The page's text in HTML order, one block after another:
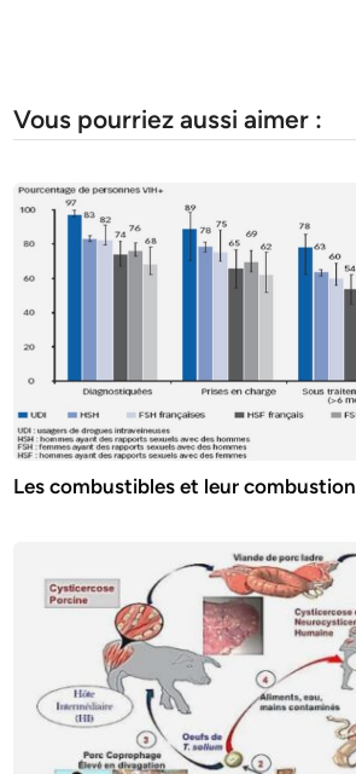
Vous pourriez aussi aimer :
Les combustibles et leur combustion